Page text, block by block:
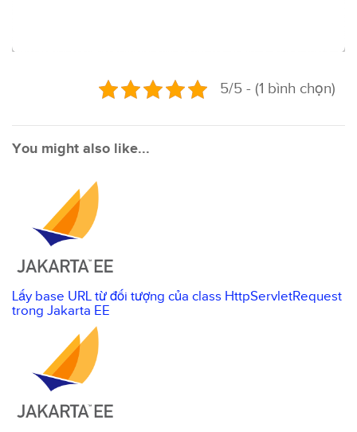
5/5 - (1 bình chọn)
You might also like...
Lấy base URL từ đối tượng của class HttpServletRequest
trong Jakarta EE